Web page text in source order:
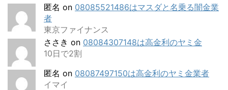
匿名 on 08085521486はマスダと名乗る闇金業
者
東京ファイナンス
ささき on 08084307148は高金利のヤミ金
10日で2割
匿名 on 08087497150は高金利のヤミ金業者
イマイ